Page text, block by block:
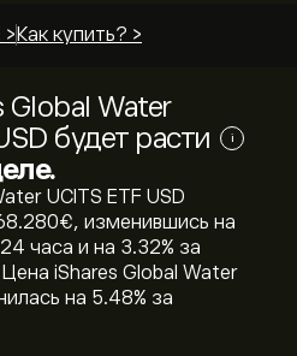
> Как купить? >
Global Water
будет расти
i
UCITS ETF USD
изменившись на
часа и на ‎3.32‎% за
iShares Global Water
на ‎5.48‎% за